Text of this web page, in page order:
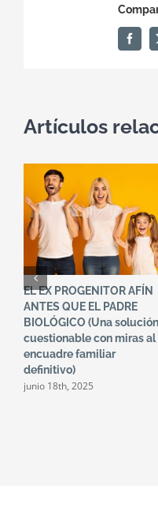
Artículos
EL EX PROGENITOR AFÍN
ANTES QUE EL PADRE
BIOLÓGICO (Una solución
cuestionable con miras al
encuadre familiar
definitivo)
junio 18th, 2025